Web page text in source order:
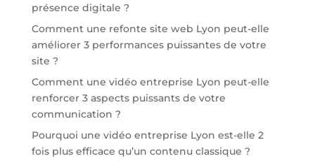
présence digitale ?
Comment une refonte site web Lyon peut-elle
améliorer 3 performances puissantes de votre
site ?
Comment une vidéo entreprise Lyon peut-elle
renforcer 3 aspects puissants de votre
communication ?
Pourquoi une vidéo entreprise Lyon est-elle 2
fois plus efficace qu’un contenu classique ?